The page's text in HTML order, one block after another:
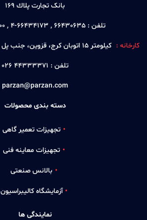
بانک تجارت پلاك 169
تلفن : 66430635 , 66434173-4 , 54784000 021
کارخانه : كيلومتر 15 اتوبان كرج، قزوين، جنب پل دوم كردان
تلفن : 44333371 026
parzan@parzan.com
دسته بندی محصولات
تجهیزات تعمیر گاهی
تجهیزات معاینه فنی
بالانس صنعتی
آزمایشگاه کالیبراسیون
نمایندگی ها